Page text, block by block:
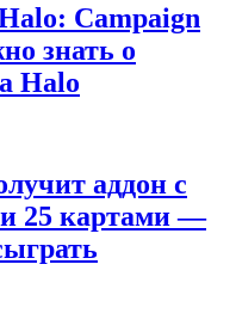
Campaign
знать о
Halo
аддон с
25 картами —